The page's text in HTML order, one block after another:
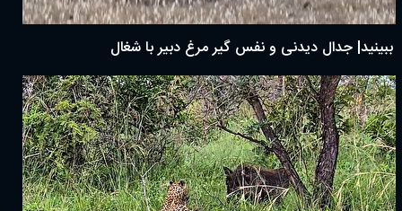
ببینید| جدال دیدنی و نفس گیر مرغ دبیر با شغال